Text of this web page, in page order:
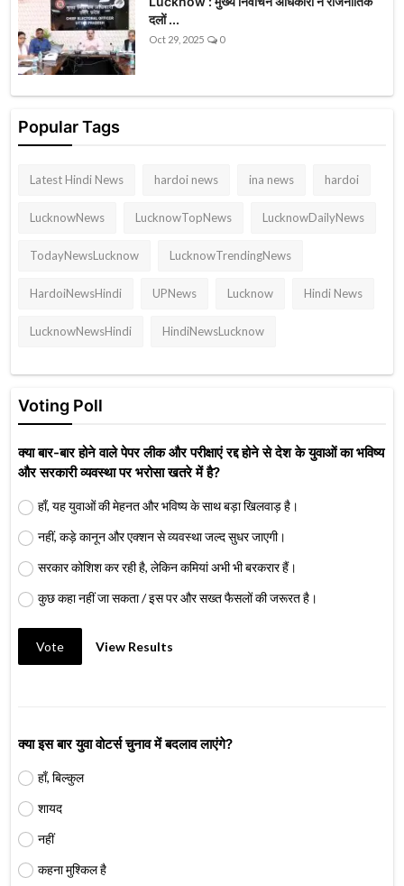
दलों ...
Oct 29, 2025 0
Popular Tags
Latest Hindi News hardoi news ina news hardoi
LucknowNews LucknowTopNews LucknowDailyNews
TodayNewsLucknow LucknowTrendingNews
HardoiNewsHindi UPNews Lucknow Hindi News
LucknowNewsHindi HindiNewsLucknow
Voting Poll
क्या बार-बार होने वाले पेपर लीक और परीक्षाएं रद्द होने से देश के युवाओं का भविष्य
और सरकारी व्यवस्था पर भरोसा खतरे में है?
हाँ, यह युवाओं की मेहनत और भविष्य के साथ बड़ा खिलवाड़ है।
नहीं, कड़े कानून और एक्शन से व्यवस्था जल्द सुधर जाएगी।
सरकार कोशिश कर रही है, लेकिन कमियां अभी भी बरकरार हैं।
कुछ कहा नहीं जा सकता / इस पर और सख्त फैसलों की जरूरत है।
Vote View Results
क्या इस बार युवा वोटर्स चुनाव में बदलाव लाएंगे?
हाँ, बिल्कुल
शायद
नहीं
कहना मुश्किल है